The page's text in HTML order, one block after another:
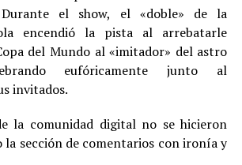
Durante el show, el «doble» de la
encendió la pista al arrebatarle
del Mundo al «imitador» del astro
eufóricamente junto al
invitados.
la comunidad digital no se hicieron
la sección de comentarios con ironía y